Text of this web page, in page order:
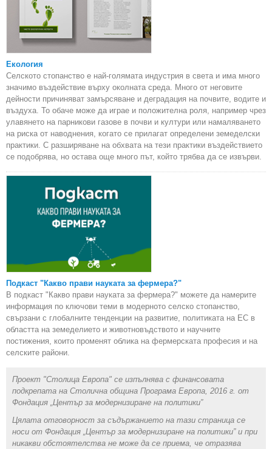
Екология
Селското стопанство е най-голямата индустрия в света и има много
значимо въздействие върху околната среда. Много от неговите
дейности причиняват замърсяване и деградация на почвите, водите и
въздуха. То обаче може да играе и положителна роля, например чрез
улавянето на парникови газове в почви и култури или намаляването
на риска от наводнения, когато се прилагат определени земеделски
практики. С разширяване на обхвата на тези практики въздействието
се подобрява, но остава още много път, който трябва да се извърви.
Подкаст "Какво прави науката за фермера?"
В подкаст "Какво прави науката за фермера?" можете да намерите
информация по ключови теми в модерното селско стопанство,
свързани с глобалните тенденции на развитие, политиката на ЕС в
областта на земеделието и животновъдството и научните
постижения, които променят облика на фермерската професия и на
селските райони.
Проект "Столица Европа" се изпълнява с финансовата
подкрепата на Столична община Програма Европа, 2016 г. от
Фондация „Център за модернизиране на политики”
Цялата отговорност за съдържанието на тази страница се
носи от Фондация „Център за модернизиране на политики” и при
никакви обстоятелства не може да се приема, че отразява